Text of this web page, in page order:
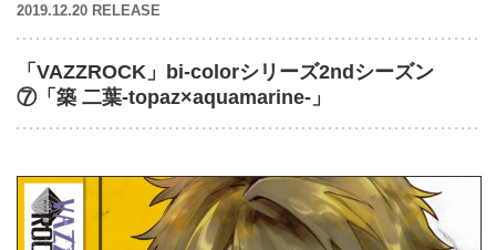
2019.12.20 RELEASE
「VAZZROCK」bi-colorシリーズ2ndシーズン
⑦「築 二葉-topaz×aquamarine-」